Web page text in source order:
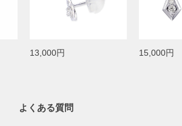
13,000円 15,000円
よくある質問